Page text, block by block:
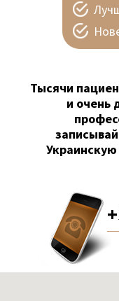
Тысячи
и очень